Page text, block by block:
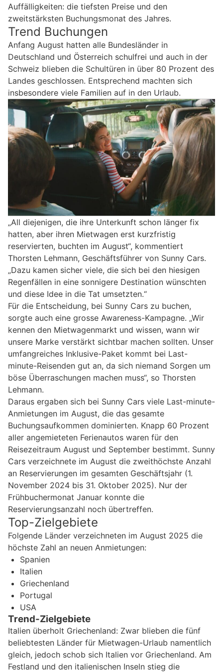
Auffälligkeiten: die tiefsten Preise und den
zweitstärksten Buchungsmonat des Jahres.
Trend Buchungen
Anfang August hatten alle Bundesländer in
Deutschland und Österreich schulfrei und auch in der
Schweiz blieben die Schultüren in über 80 Prozent des
Landes geschlossen. Entsprechend machten sich
insbesondere viele Familien auf in den Urlaub.
„All diejenigen, die ihre Unterkunft schon länger fix
hatten, aber ihren Mietwagen erst kurzfristig
reservierten, buchten im August“, kommentiert
Thorsten Lehmann, Geschäftsführer von Sunny Cars.
„Dazu kamen sicher viele, die sich bei den hiesigen
Regenfällen in eine sonnigere Destination wünschten
und diese Idee in die Tat umsetzten.“
Für die Entscheidung, bei Sunny Cars zu buchen,
sorgte auch eine grosse Awareness-Kampagne. „Wir
kennen den Mietwagenmarkt und wissen, wann wir
unsere Marke verstärkt sichtbar machen sollten. Unser
umfangreiches Inklusive-Paket kommt bei Last-
minute-Reisenden gut an, da sich niemand Sorgen um
böse Überraschungen machen muss“, so Thorsten
Lehmann.
Daraus ergaben sich bei Sunny Cars viele Last-minute-
Anmietungen im August, die das gesamte
Buchungsaufkommen dominierten. Knapp 60 Prozent
aller angemieteten Ferienautos waren für den
Reisezeitraum August und September bestimmt. Sunny
Cars verzeichnete im August die zweithöchste Anzahl
an Reservierungen im gesamten Geschäftsjahr (1.
November 2024 bis 31. Oktober 2025). Nur der
Frühbuchermonat Januar konnte die
Reservierungsanzahl noch übertreffen.
Top-Zielgebiete
Folgende Länder verzeichneten im August 2025 die
höchste Zahl an neuen Anmietungen:
Spanien
Italien
Griechenland
Portugal
USA
Trend-Zielgebiete
Italien überholt Griechenland: Zwar blieben die fünf
beliebtesten Länder für Mietwagen-Urlaub namentlich
gleich, jedoch schob sich Italien vor Griechenland. Am
Festland und den italienischen Inseln stieg die